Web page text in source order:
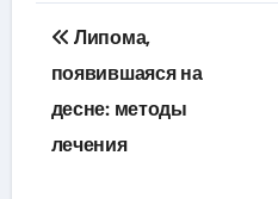
Навигация
по
записям
Липома,
появившаяся на
десне: методы
лечения